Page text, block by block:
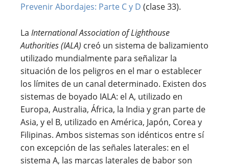
Prevenir Abordajes: Parte C y D (clase 33).
La International Association of Lighthouse
Authorities (IALA) creó un sistema de balizamiento
utilizado mundialmente para señalizar la
situación de los peligros en el mar o establecer
los límites de un canal determinado. Existen dos
sistemas de boyado IALA: el A, utilizado en
Europa, Australia, África, la India y gran parte de
Asia, y el B, utilizado en América, Japón, Corea y
Filipinas. Ambos sistemas son idénticos entre sí
con excepción de las señales laterales: en el
sistema A, las marcas laterales de babor son